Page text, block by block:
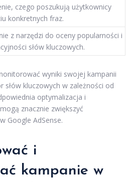
czego poszukują użytkownicy
konkretnych fraz.
z narzędzi do oceny popularności i
słów kluczowych.
wyniki swojej kampanii
kluczowych w zależności od
optymalizacja i
znacznie zwiększyć
w Google AdSense.
i
kampanie w